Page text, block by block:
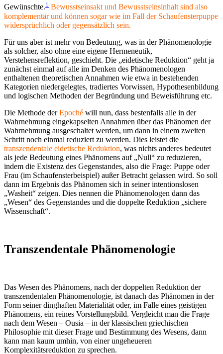
Gewünschte.1 Bewusstseinsakt und Bewusstseinsinhalt sind also
komplementär und können sogar wie im Fall der Schaufensterpuppe
widersprüchlich oder gegensätzlich sein.
Für uns aber ist mehr von Bedeutung, was in der Phänomenologie
als solcher, also ohne eine eigene Hermeneutik,
Verstehensreflektion, geschieht. Die „eidetische Reduktion“ geht ja
zunächst einmal auf alle im Denken des Phänomenologen
enthaltenen theoretischen Annahmen wie etwa in bestehenden
Kategorien niedergelegtes, tradiertes Vorwissen, Hypothesenbildung
und logischen Methoden der Begründung und Beweisführung etc.
Die Methode derEpoché will nun, dass bestenfalls alle in der
Wahrnehmung eingekapselten Annahmen über das Phänomen der
Wahrnehmung ausgeschaltet werden, um dann in einem zweiten
Schritt noch einmal reduziert zu werden. Dies leistet die
transzendentale eidetische Reduktion, was nichts anderes bedeutet
als jede Bedeutung eines Phänomens auf „Null“ zu reduzieren,
indem die Existenz des Gegenstandes, also die Frage: Puppe oder
Frau (im Schaufensterbeispiel) außer Betracht gelassen wird. So soll
dann im Ergebnis das Phänomen sich in seiner intentionslosen
„Washeit“ zeigen. Dies nennen die Phänomenologen dann das
„Wesen“ des Gegenstandes und die doppelte Reduktion „sichere
Wissenschaft“.
Transzendentale Phänomenologie
Das Wesen des Phänomens, nach der doppelten Reduktion der
transzendentalen Phänomenologie, ist danach das Phänomen in der
Form seiner dinghaften Materialität oder, im Falle eines geistigen
Phänomens, ein reines Vorstellungsbild. Vergleicht man die Frage
nach dem Wesen – Ousia – in der klassischen griechischen
Philosophie mit dieser Frage und Bestimmung des Wesens, dann
kann man kaum umhin, von einer ungeheueren
Komplexitätsreduktion zu sprechen.